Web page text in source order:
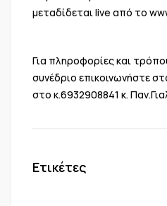
μεταδίδεται live από το
Για πληροφορίες και
συνέδριο επικοινωνήστε
στο κ.6932908841 κ.
Ετικέτες